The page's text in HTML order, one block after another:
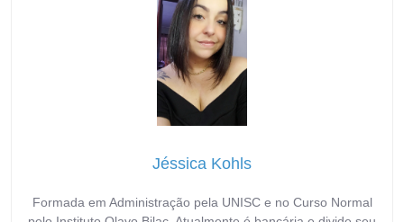
Jéssica Kohls
Formada em Administração pela UNISC e no Curso Normal